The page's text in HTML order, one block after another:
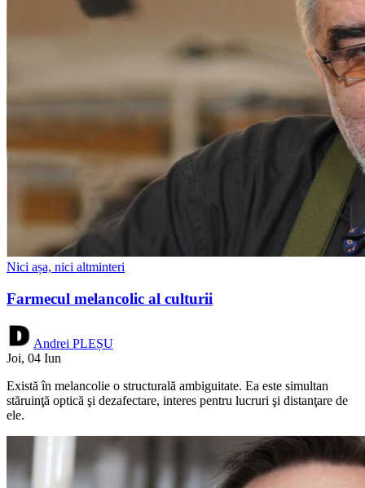
Nici așa, nici altminteri
Farmecul melancolic al culturii
Andrei PLEȘU
Joi, 04 Iun
Există în melancolie o structurală ambiguitate. Ea este simultan
stăruinţă optică şi dezafectare, interes pentru lucruri şi distanţare de
ele.